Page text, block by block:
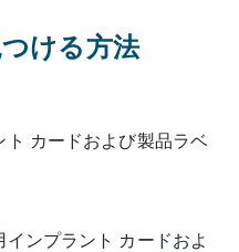
ける方法
カードおよび製品ラベ
ンプラント カードおよ